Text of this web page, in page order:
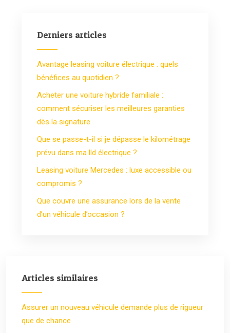
Derniers articles
Avantage leasing voiture électrique : quels
bénéfices au quotidien ?
Acheter une voiture hybride familiale :
comment sécuriser les meilleures garanties
dès la signature
Que se passe-t-il si je dépasse le kilométrage
prévu dans ma lld électrique ?
Leasing voiture Mercedes : luxe accessible ou
compromis ?
Que couvre une assurance lors de la vente
d’un véhicule d’occasion ?
Articles similaires
Assurer un nouveau véhicule demande plus de rigueur
que de chance